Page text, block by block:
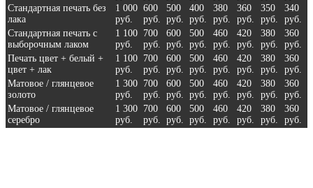
Стандартная печать без
лака
1 000
руб.
600
руб.
500
руб.
400
руб.
380
руб.
360
руб.
350
руб.
340
руб.
Стандартная печать с
выборочным лаком
1 100
руб.
700
руб.
600
руб.
500
руб.
460
руб.
420
руб.
380
руб.
360
руб.
Печать цвет + белый +
цвет + лак
1 100
руб.
700
руб.
600
руб.
500
руб.
460
руб.
420
руб.
380
руб.
360
руб.
Матовое / глянцевое
золото
1 300
руб.
700
руб.
600
руб.
500
руб.
460
руб.
420
руб.
380
руб.
360
руб.
Матовое / глянцевое
серебро
1 300
руб.
700
руб.
600
руб.
500
руб.
460
руб.
420
руб.
380
руб.
360
руб.